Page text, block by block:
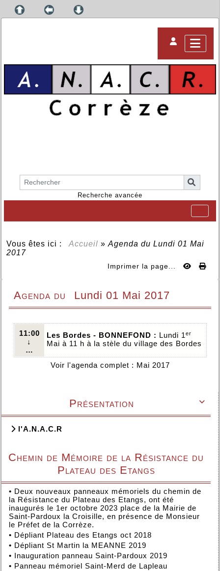
Recherche avancée
Vous êtes ici : Accueil » Agenda du Lundi 01 Mai
2017
Imprimer la page...

Présentation
l'A.N.A.C.R
Chemin de Mémoire de la Résistance du
Plateau des Etangs
• Deux nouveaux panneaux mémoriels du chemin de
la Résistance du Plateau des Etangs, ont été
inaugurés le 1er octobre 2023 place de la Mairie de
Saint-Pardoux la Croisille, en présence de Monsieur
le Préfet de la Corrèze.
• Dépliant Plateau des Etangs oct 2018
• Dépliant St Martin la MEANNE 2019
• Inauguration panneau Saint-Pardoux 2019
• Panneau mémoriel Saint-Merd de Lapleau
Agenda du Lundi 01 Mai 2017
11:00
↓
…
Les Bordes - BONNEFOND : Lundi 1er
Mai à 11 h à la stèle du village des Bordes
Voir l'agenda complet : Mai 2017